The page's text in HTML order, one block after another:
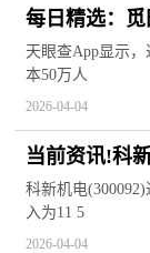
每日精选：
本50万人民币
天眼查App显示
本50万人
2026-04-04
当前资讯!科
收大降8成，
科新机电
入为11 5
2026-04-04